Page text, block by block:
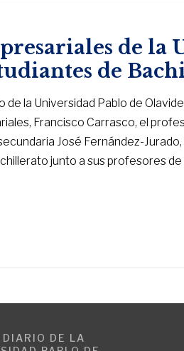
de la
de
la Universidad Pablo de
Francisco Carrasco, el
José Fernández-
junto a sus profesores
DIARIO DE LA